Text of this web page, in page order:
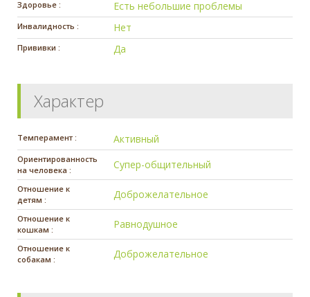
Здоровье : Есть небольшие проблемы
Инвалидность : Нет
Прививки : Да
Характер
Темперамент : Активный
Ориентированность
на человека :
Супер-общительный
Отношение к
детям :
Доброжелательное
Отношение к
кошкам :
Равнодушное
Отношение к
собакам :
Доброжелательное